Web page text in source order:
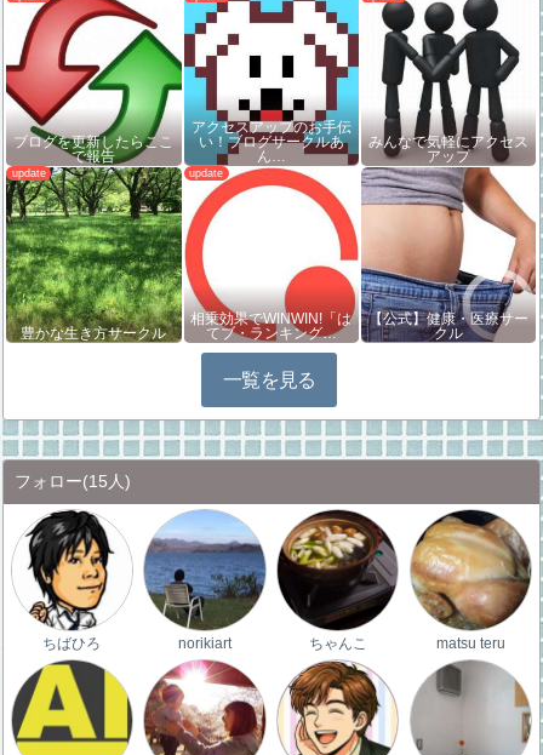
ブログを更新したらここ
で報告
アクセスアップのお手伝
い！ブログサークルあ
ん…
みんなで気軽にアクセス
アップ
豊かな生き方サークル
相乗効果でWINWIN!「は
てブ・ランキング…
【公式】健康・医療サー
クル
一覧を見る
フォロー(15人)
ちばひろ norikiart ちゃんこ matsu teru